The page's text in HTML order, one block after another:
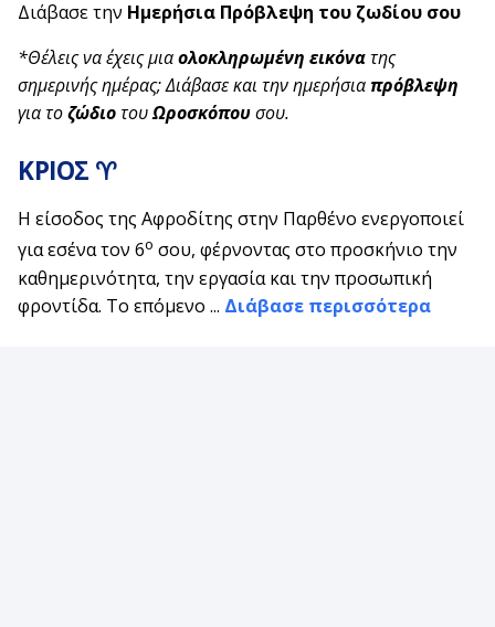
Διάβασε την Ημερήσια Πρόβλεψη του ζωδίου σου
*Θέλεις να έχεις μιαολοκληρωμένη εικόνατης
σημερινής ημέρας; Διάβασε και την ημερήσιαπρόβλεψη
για τοζώδιοτουΩροσκόπουσου.
ΚΡΙΟΣ ♈
Η είσοδος της Αφροδίτης στην Παρθένο ενεργοποιεί
για εσένα τον 6ο σου, φέρνοντας στο προσκήνιο την
καθημερινότητα, την εργασία και την προσωπική
φροντίδα. Το επόμενο ... Διάβασε περισσότερα